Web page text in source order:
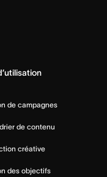
de campagnes
de contenu
créative
des objectifs